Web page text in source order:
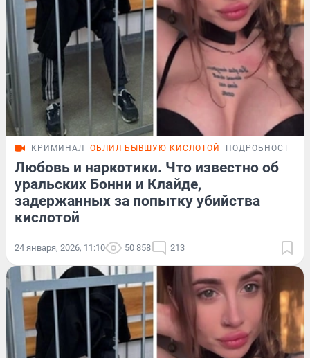
КРИМИНАЛ ОБЛИЛ БЫВШУЮ КИСЛОТОЙ ПОДРОБНОСТИ
Любовь и наркотики. Что известно об
уральских Бонни и Клайде,
задержанных за попытку убийства
кислотой
24 января, 2026, 11:10 50 858 213